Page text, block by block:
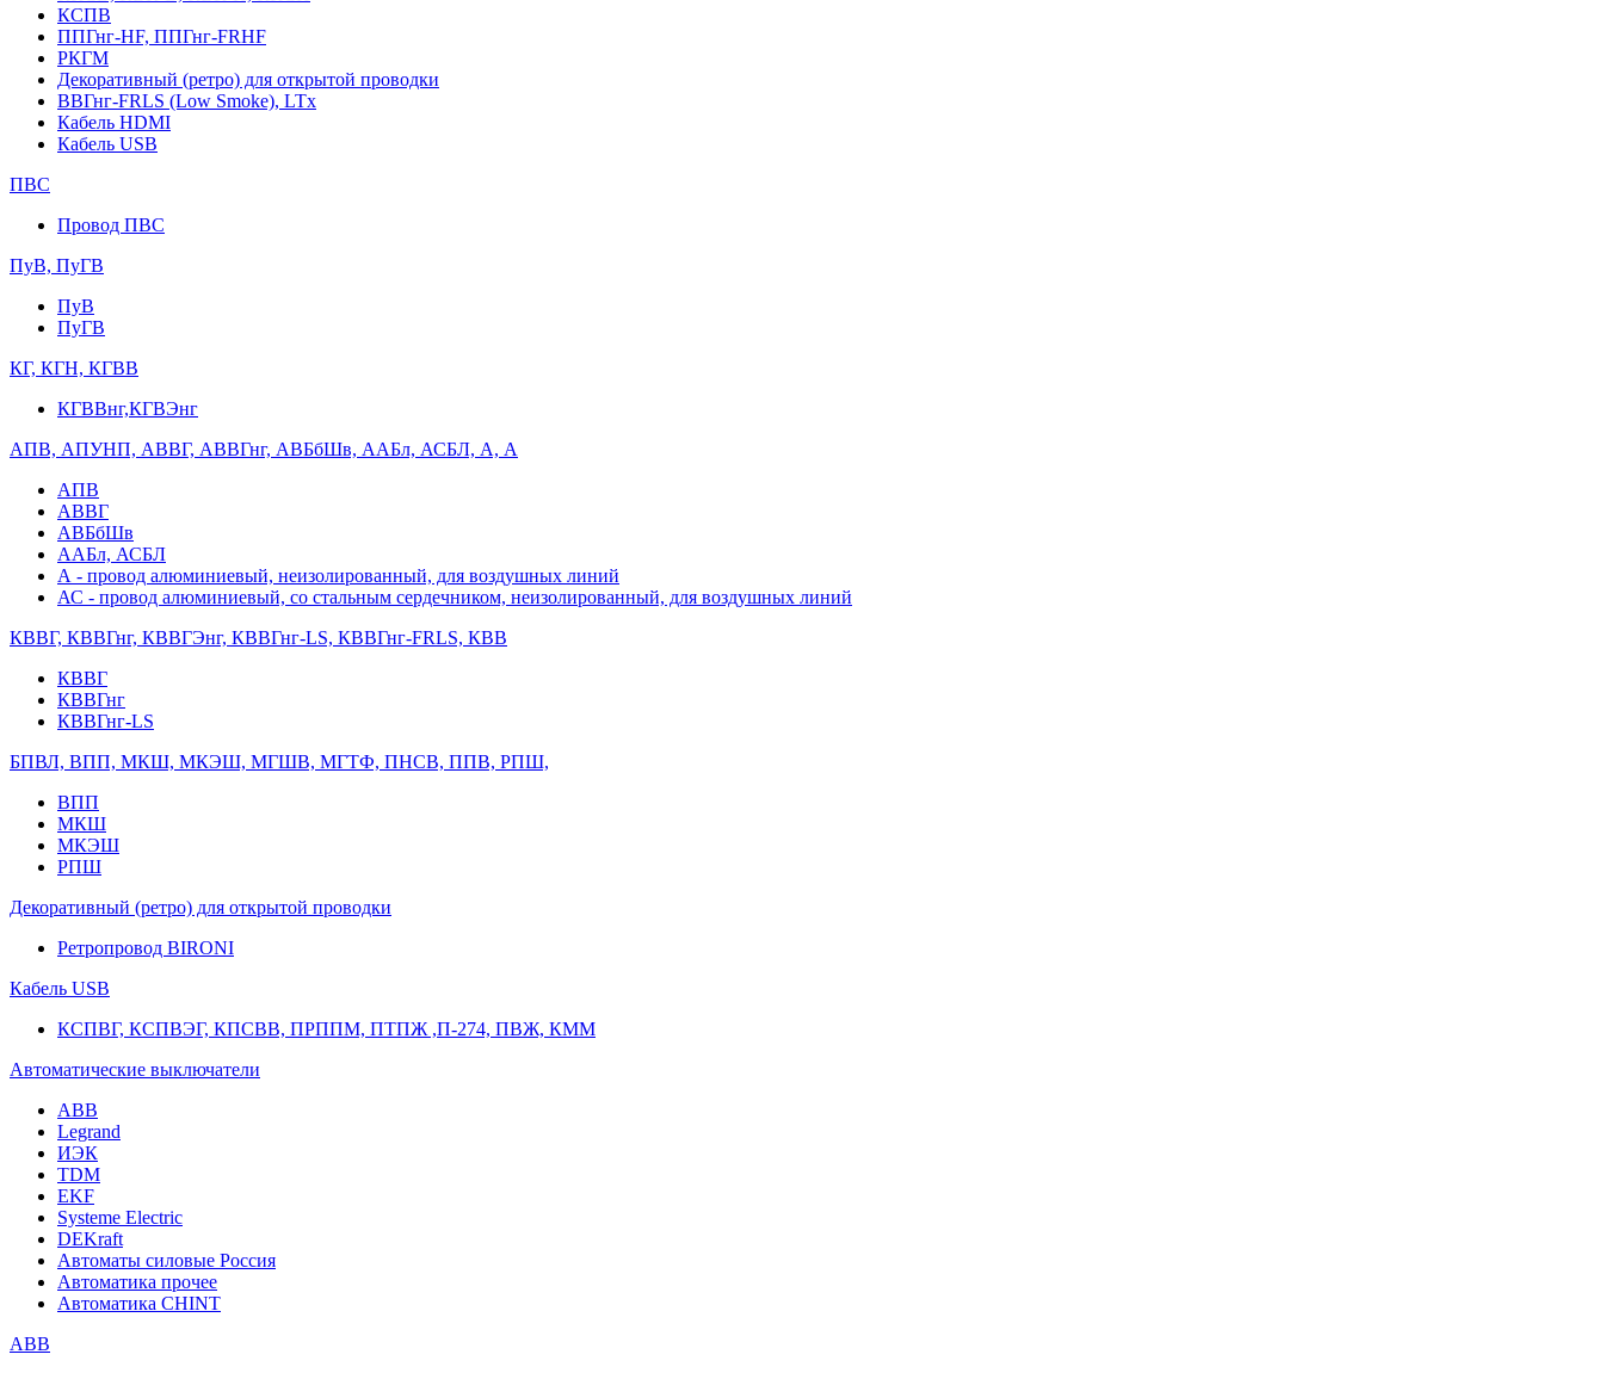
КСПВ
ППГнг-HF, ППГнг-FRHF
РКГМ
Декоративный (ретро) для открытой проводки
ВВГнг-FRLS (Low Smoke), LTx
Кабель HDMI
Кабель USB
ПВС
Провод ПВС
ПуВ, ПуГВ
ПуВ
ПуГВ
КГ, КГН, КГВВ
КГВВнг,КГВЭнг
АПВ, АПУНП, АВВГ, АВВГнг, АВБбШв, ААБл, АСБЛ, А, А
АПВ
АВВГ
АВБбШв
ААБл, АСБЛ
А - провод алюминиевый, неизолированный, для воздушных линий
АС - провод алюминиевый, со стальным сердечником, неизолированный, для воздушных линий
КВВГ, КВВГнг, КВВГЭнг, КВВГнг-LS, КВВГнг-FRLS, КВВ
КВВГ
КВВГнг
КВВГнг-LS
БПВЛ, ВПП, МКШ, МКЭШ, МГШВ, МГТФ, ПНСВ, ППВ, РПШ,
ВПП
МКШ
МКЭШ
РПШ
Декоративный (ретро) для открытой проводки
Ретропровод BIRONI
Кабель USB
КСПВГ, КСПВЭГ, КПСВВ, ПРППМ, ПТПЖ ,П-274, ПВЖ, КММ
Автоматические выключатели
ABB
Legrand
ИЭК
TDM
EKF
Systeme Electric
DEKraft
Автоматы силовые Россия
Автоматика прочее
Автоматика CHINT
ABB